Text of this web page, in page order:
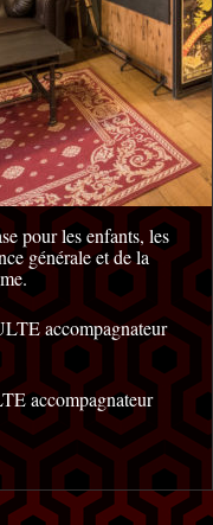
pour les enfants, les
générale et de la
accompagnateur
accompagnateur